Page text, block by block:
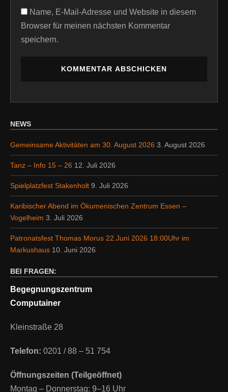
Name, E-Mail-Adresse und Website in diesem
Browser für meinen nächsten Kommentar
speichern.
NEWS
Gemeinsame Aktivitäten am 30. August 2026 3. August 2026
Tanz – Info 15 – 26 12. Juli 2026
Spielplatzfest Stakenholt 9. Juli 2026
Karibischer Abend im Ökumenischen Zentrum Essen –
Vogelheim 3. Juli 2026
Patronatsfest Thomas Morus 22.Juni 2026 18:00Uhr im
Markushaus 10. Juni 2026
BEI FRAGEN:
Begegnungszentrum
Computainer
Kleinstraße 28
Telefon: 0201 / 88 – 51 754
Öffnungszeiten (Teilgeöffnet)
Montag – Donnerstag: 9–16 Uhr